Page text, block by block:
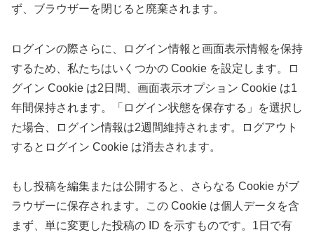
ず、ブラウザーを閉じると廃棄されます。
ログインの際さらに、ログイン情報と画面表示情報を保持
するため、私たちはいくつかの Cookie を設定します。ロ
グイン Cookie は2日間、画面表示オプション Cookie は1
年間保持されます。「ログイン状態を保存する」を選択し
た場合、ログイン情報は2週間維持されます。ログアウト
するとログイン Cookie は消去されます。
もし投稿を編集または公開すると、さらなる Cookie がブ
ラウザーに保存されます。この Cookie は個人データを含
まず、単に変更した投稿の ID を示すものです。1日で有